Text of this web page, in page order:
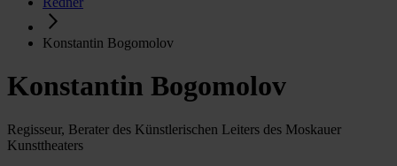
Konstantin Bogomolov
Konstantin Bogomolov
Regisseur, Berater des Künstlerischen Leiters des Moskauer
Kunsttheaters